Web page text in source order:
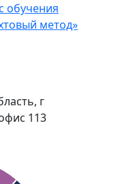
обучения
метод»
г
113